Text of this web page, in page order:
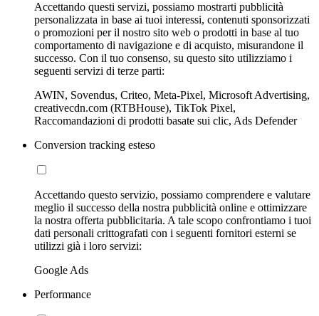
Accettando questi servizi, possiamo mostrarti pubblicità
personalizzata in base ai tuoi interessi, contenuti sponsorizzati
o promozioni per il nostro sito web o prodotti in base al tuo
comportamento di navigazione e di acquisto, misurandone il
successo. Con il tuo consenso, su questo sito utilizziamo i
seguenti servizi di terze parti:
AWIN, Sovendus, Criteo, Meta-Pixel, Microsoft Advertising,
creativecdn.com (RTBHouse), TikTok Pixel,
Raccomandazioni di prodotti basate sui clic, Ads Defender
Conversion tracking esteso
Accettando questo servizio, possiamo comprendere e valutare
meglio il successo della nostra pubblicità online e ottimizzare
la nostra offerta pubblicitaria. A tale scopo confrontiamo i tuoi
dati personali crittografati con i seguenti fornitori esterni se
utilizzi già i loro servizi:
Google Ads
Performance